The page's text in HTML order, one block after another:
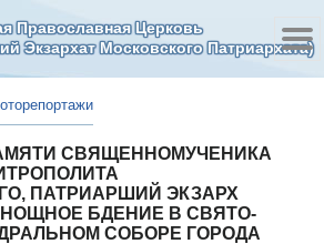
Православная Церковь
Экзархат Московского Патриархата)
СВЯЩЕННОМУЧЕНИКА
ПАТРИАРШИЙ ЭКЗАРХ
БДЕНИЕ В СВЯТО-
СОБОРЕ ГОРОДА